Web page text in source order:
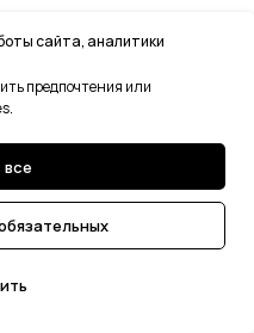
сайта, аналитики
предпочтения или
Сичкар